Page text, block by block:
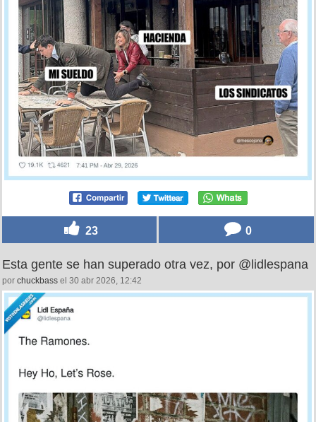
23 0
Esta gente se han superado otra vez, por @lidlespana
por chuckbass el 30 abr 2026, 12:42